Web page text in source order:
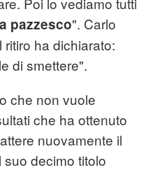
pazzesco". Carlo
ha dichiarato:
di smettere".
che non vuole
che ha ottenuto
nuovamente il
decimo titolo